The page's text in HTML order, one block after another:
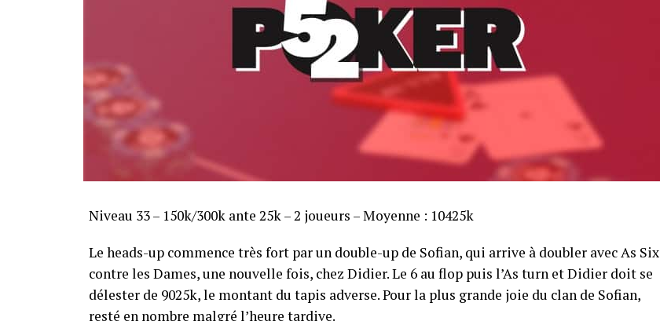
Sofian Benaissa, vainqueur bien entouré !
Niveau 33 – 150k/300k ante 25k – 2 joueurs – Moyenne : 10425k
Le heads-up commence très fort par un double-up de Sofian, qui arrive à doubler avec As Six
contre les Dames, une nouvelle fois, chez Didier. Le 6 au flop puis l’As turn et Didier doit se
délester de 9025k, le montant du tapis adverse. Pour la plus grande joie du clan de Sofian,
resté en nombre malgré l’heure tardive.